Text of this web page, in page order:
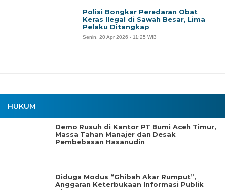
HUKUM
Demo Rusuh di Kantor PT Bumi Aceh Timur,
Massa Tahan Manajer dan Desak
Pembebasan Hasanudin
Diduga Modus “Ghibah Akar Rumput”,
Anggaran Keterbukaan Informasi Publik
Polisi Bongkar Peredaran Obat
Keras Ilegal di Sawah Besar, Lima
Pelaku Ditangkap
Senin, 20 Apr 2026 - 11:25 WIB